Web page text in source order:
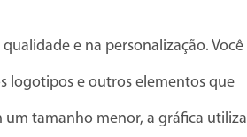
e na personalização. Você
logotipos e outros elementos que
um tamanho menor, a gráfica utiliza